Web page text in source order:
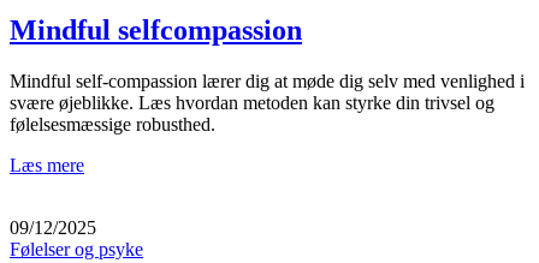
Mindful selfcompassion
Mindful self-compassion lærer dig at møde dig selv med venlighed i
svære øjeblikke. Læs hvordan metoden kan styrke din trivsel og
følelsesmæssige robusthed.
Læs mere
09/12/2025
Følelser og psyke